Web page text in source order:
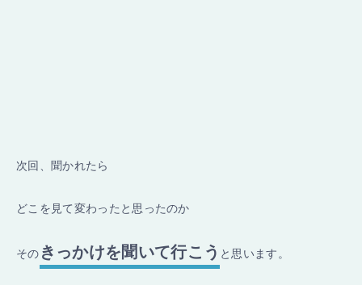
次回、聞かれたら
どこを見て変わったと思ったのか
その きっかけを聞いて行こう と思います。